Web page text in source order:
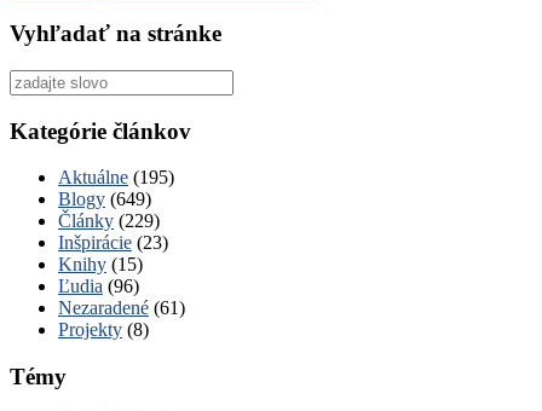
Vyhľadať na stránke
Vyhľadať
pre:
Kategórie článkov
Aktuálne (195)
Blogy (649)
Články (229)
Inšpirácie (23)
Knihy (15)
Ľudia (96)
Nezaradené (61)
Projekty (8)
Témy